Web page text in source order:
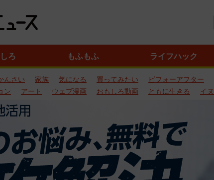
ろ もふもふ ライフハック
んさい 家族 気になる 買ってみたい ビフォーアフター
ン アート ウェブ漫画 おもしろ動画 ともに生きる イヌ